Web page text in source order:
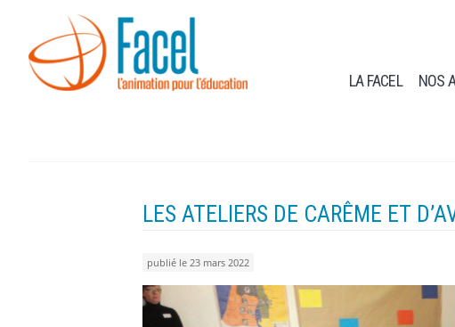
LA FACEL NOS
LES ATELIERS DE CARÊME ET
publié le 23 mars 2022